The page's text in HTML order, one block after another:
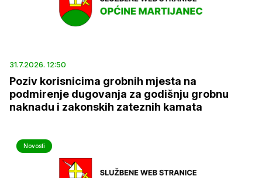
31.7.2026. 12:50
Poziv korisnicima grobnih mjesta na
podmirenje dugovanja za godišnju grobnu
naknadu i zakonskih zateznih kamata
Novosti